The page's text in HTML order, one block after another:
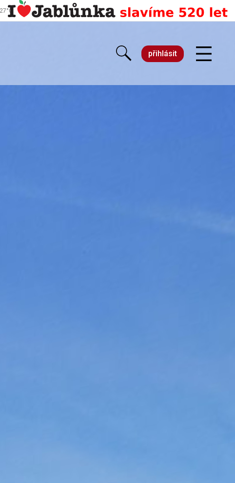
27°C
přihlásit